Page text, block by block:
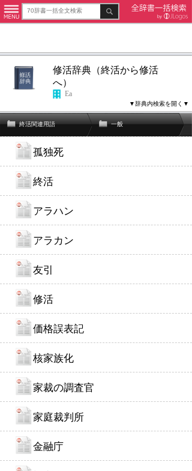
修活辞典（終活から修活
へ）
Ea
▼辞典内検索を開く▼
終活関連用語 一般
孤独死
終活
アラハン
アラカン
友引
修活
価格誤表記
核家族化
家裁の調査官
家庭裁判所
金融庁